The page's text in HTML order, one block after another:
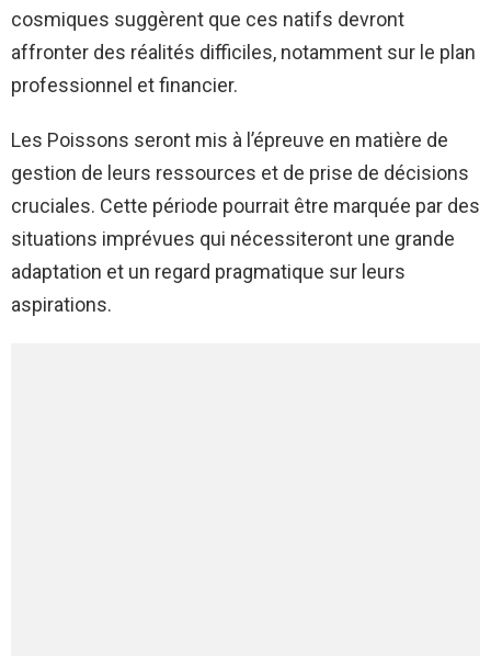
cosmiques suggèrent que ces natifs devront
affronter des réalités difficiles, notamment sur le plan
professionnel et financier.
Les Poissons seront mis à l’épreuve en matière de
gestion de leurs ressources et de prise de décisions
cruciales. Cette période pourrait être marquée par des
situations imprévues qui nécessiteront une grande
adaptation et un regard pragmatique sur leurs
aspirations.